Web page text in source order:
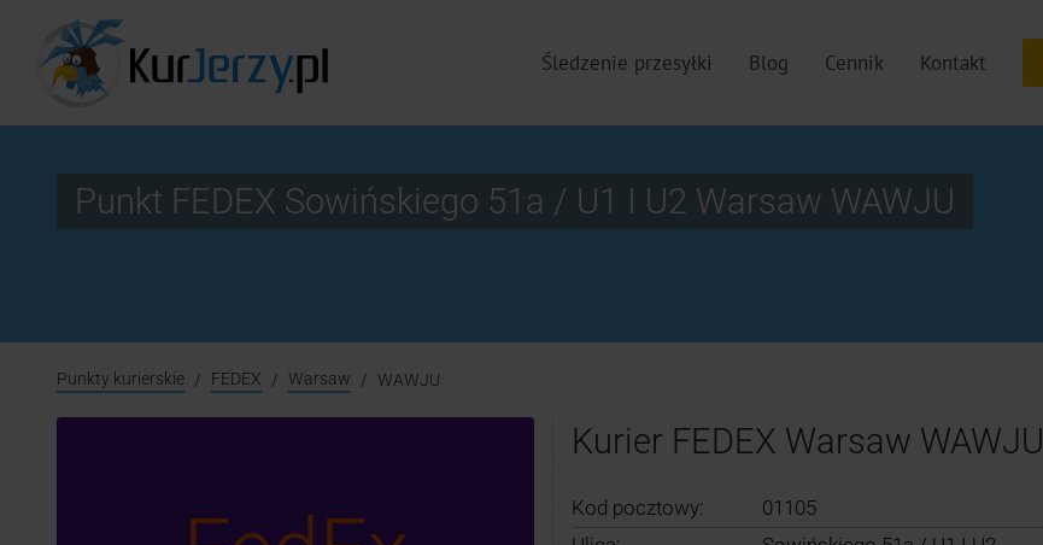
Śledzenie przesyłki Blog Cennik Kontakt
Punkt FEDEX Sowińskiego 51a / U1 I U2 Warsaw WAWJU
Punkty kurierskie FEDEX Warsaw WAWJU
Kurier FEDEX Warsaw WAWJU
Kod pocztowy:
01105